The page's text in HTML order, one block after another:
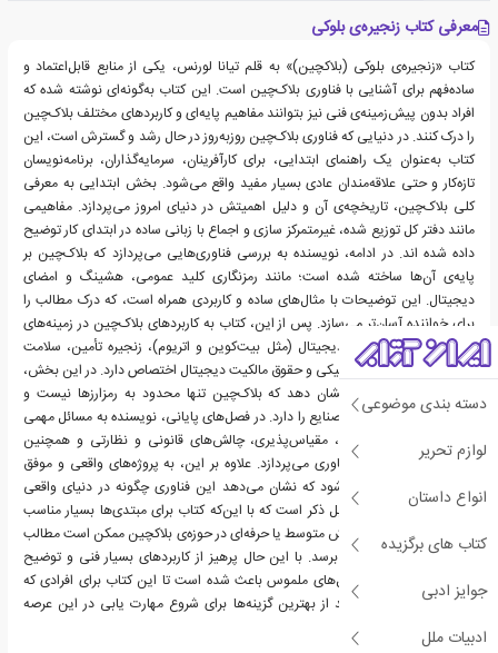
دسته بندی موضوعی
لوازم تحریر
انواع داستان
کتاب های برگزیده
جوایز ادبی
ادبیات ملل
معرفی کتاب زنجیره‌ی بلوکی
کتاب «زنجیره‌ی بلوکی (بلاکچین)» به قلم تیانا لورنس، یکی از منابع قابل‌اعتماد و
ساده‌فهم برای آشنایی با فناوری بلاک‌چین است. این کتاب به‌گونه‌ای نوشته شده که
افراد بدون پیش‌زمینه‌ی فنی نیز بتوانند مفاهیم پایه‌ای و کاربردهای مختلف بلاک‌چین
را درک کنند. در دنیایی که فناوری بلاک‌چین روزبه‌روز در حال رشد و گسترش است، این
کتاب به‌عنوان یک راهنمای ابتدایی، برای کارآفرینان، سرمایه‌گذاران، برنامه‌نویسان
تازه‌کار و حتی علاقه‌مندان عادی بسیار مفید واقع می‌شود. بخش ابتدایی به معرفی
کلی بلاک‌چین، تاریخچه‌ی آن و دلیل اهمیتش در دنیای امروز می‌پردازد. مفاهیمی
مانند دفتر کل توزیع شده، غیرمتمرکز سازی و اجماع با زبانی ساده در ابتدای کار توضیح
داده شده اند. در ادامه، نویسنده به بررسی فناوری‌هایی می‌پردازد که بلاک‌چین بر
پایه‌ی آن‌ها ساخته شده است؛ مانند رمزنگاری کلید عمومی، هشینگ و امضای
دیجیتال. این توضیحات با مثال‌های ساده و کاربردی همراه است، که درک مطالب را
برای خواننده آسان‌تر می‌سازد. پس از این، کتاب به کاربردهای بلاک‌چین در زمینه‌های
مختلف از جمله ارزهای دیجیتال (مثل بیت‌کوین و اتریوم)، زنجیره تأمین، سلامت
دیجیتال، رأی‌گیری الکترونیکی و حقوق مالکیت دیجیتال اختصاص دارد. در این بخش،
نویسنده تلاش می‌کند نشان دهد که بلاک‌چین تنها محدود به رمزارزها نیست و
پتانسیل تغییر بسیاری از صنایع را دارد. در فصل‌های پایانی، نویسنده به مسائل مهمی
مانند امنیت در بلاکچین، مقیاس‌پذیری، چالش‌های قانونی و نظارتی و همچنین
چشم‌انداز آینده‌ی این فناوری می‌پردازد. علاوه بر این، به پروژه‌های واقعی و موفق
بلاک‌چینی نیز اشاره می‌شود که نشان می‌دهد این فناوری چگونه در دنیای واقعی
پیاده‌سازی شده است. قابل ذکر است که با این‌که کتاب برای مبتدی‌ها بسیار مناسب
است، اما برای افراد با دانش متوسط یا حرفه‌ای در حوزه‌ی بلاکچین ممکن است مطالب
آن بعضا ابتدایی به نظر برسد. با این حال پرهیز از کاربردهای بسیار فنی و توضیح
مفاهیم با استفاده از مثال‌های ملموس باعث شده است تا این کتاب برای افرادی که
آشنایی‌ با بلاکچین ندارند از بهترین گزینه‌ها برای شروع مهارت یابی در این عرصه
است.